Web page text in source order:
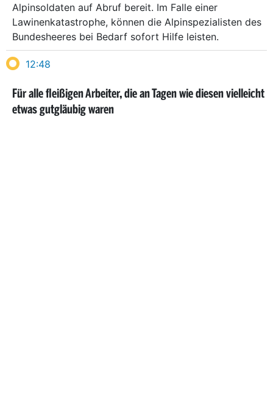
Alpinsoldaten auf Abruf bereit. Im Falle einer
Lawinenkatastrophe, können die Alpinspezialisten des
Bundesheeres bei Bedarf sofort Hilfe leisten.
12:48
Für alle fleißigen Arbeiter, die an Tagen wie diesen vielleicht
etwas gutgläubig waren